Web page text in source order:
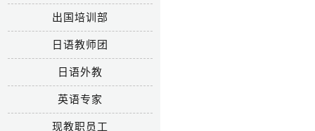
出国培训部
日语教师团
日语外教
英语专家
现教职员工